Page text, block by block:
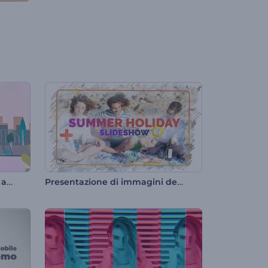
Promozione immobiliare per agenti immobiliari Presentazione di immagini delle vacanze estive